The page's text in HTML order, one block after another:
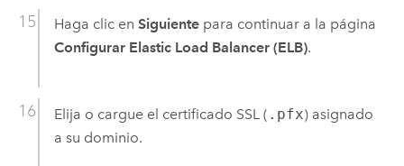
Haga clic en Siguientepara continuar a la página
Configurar Elastic Load Balancer (ELB).
Elija o cargue el certificado SSL ( .pfx) asignado
a su dominio.